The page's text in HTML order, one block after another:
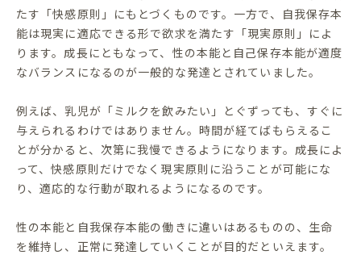
たす「快感原則」にもとづくものです。一方で、自我保存本
能は現実に適応できる形で欲求を満たす「現実原則」によ
ります。成長にともなって、性の本能と自己保存本能が適度
なバランスになるのが一般的な発達とされていました。
例えば、乳児が「ミルクを飲みたい」とぐずっても、すぐに
与えられるわけではありません。時間が経てばもらえるこ
とが分かると、次第に我慢できるようになります。成長によ
って、快感原則だけでなく現実原則に沿うことが可能にな
り、適応的な行動が取れるようになるのです。
性の本能と自我保存本能の働きに違いはあるものの、生命
を維持し、正常に発達していくことが目的だといえます。